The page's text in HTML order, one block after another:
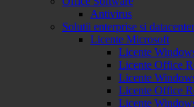
Antivirus
Solutii enterprise si datacenter
Licente Microsoft
Licente
Licente Office
Licente
Licente Office
Licente